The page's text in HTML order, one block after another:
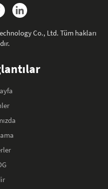
Co., Ltd. Tüm hakları